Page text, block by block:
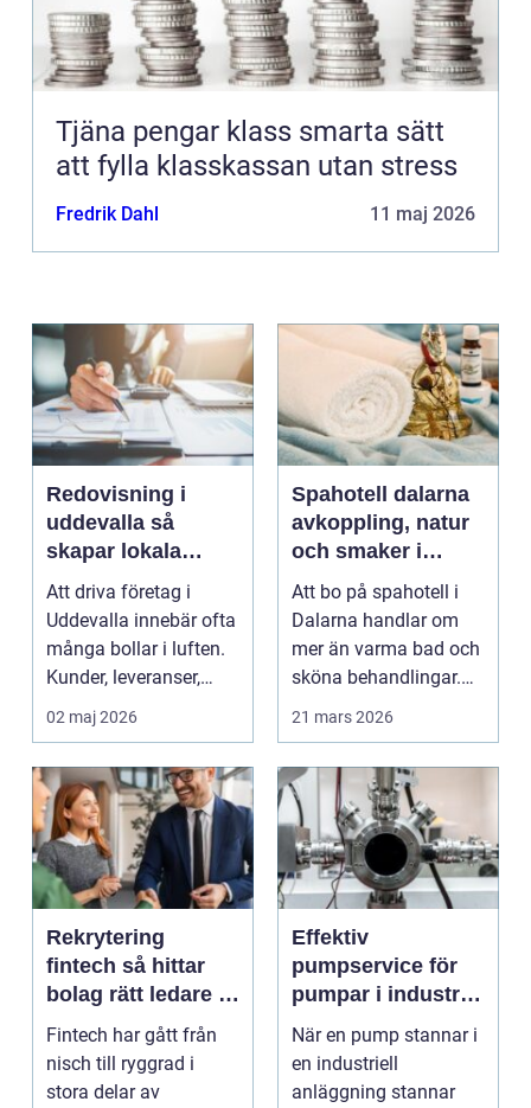
Tjäna pengar klass smarta sätt
att fylla klasskassan utan stress
Fredrik Dahl 11 maj 2026
Redovisning i
uddevalla så
skapar lokala
företag trygg
ekonomi
Att driva företag i
Uddevalla innebär ofta
många bollar i luften.
Kunder, leveranser,
personal och m...
02 maj 2026
Spahotell dalarna
avkoppling, natur
och smaker i
hjärtat av
landskapet
Att bo på spahotell i
Dalarna handlar om
mer än varma bad och
sköna behandlingar.
Kombinationen av s...
21 mars 2026
Rekrytering
fintech så hittar
bolag rätt ledare i
en reglerad
tillväxtbransch
Fintech har gått från
nisch till ryggrad i
stora delar av
Effektiv
pumpservice för
pumpar i industrin
– så undviker du
kostsamma
driftstopp
När en pump stannar i
en industriell
anläggning stannar